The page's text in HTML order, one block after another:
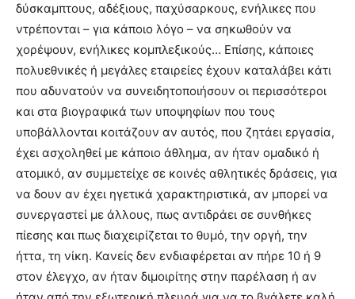
δύσκαμπτους, αδέξιους, παχύσαρκους, ενήλικες που
ντρέπονται – για κάποιο λόγο – να σηκωθούν να
χορέψουν, ενήλικες κομπλεξικούς… Επίσης, κάποιες
πολυεθνικές ή μεγάλες εταιρείες έχουν καταλάβει κάτι
που αδυνατούν να συνειδητοποιήσουν οι περισσότεροι
και στα βιογραφικά των υποψηφίων που τους
υποβάλλονται κοιτάζουν αν αυτός, που ζητάει εργασία,
έχει ασχοληθεί με κάποιο άθλημα, αν ήταν ομαδικό ή
ατομικό, αν συμμετείχε σε κοινές αθλητικές δράσεις, για
να δουν αν έχει ηγετικά χαρακτηριστικά, αν μπορεί να
συνεργαστεί με άλλους, πως αντιδράει σε συνθήκες
πίεσης και πως διαχειρίζεται το θυμό, την οργή, την
ήττα, τη νίκη. Κανείς δεν ενδιαφέρεται αν πήρε 10 ή 9
στον έλεγχο, αν ήταν διμοιρίτης στην παρέλαση ή αν